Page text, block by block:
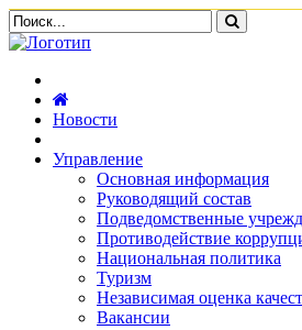
Новости
Управление
Основная информация
Руководящий состав
Подведомственные
Противодействие
Национальная политика
Туризм
Независимая оценка
Вакансии